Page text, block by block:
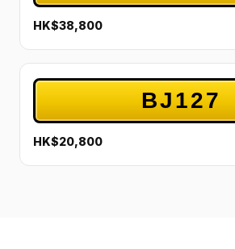
HK$38,800
BJ127
HK$20,800